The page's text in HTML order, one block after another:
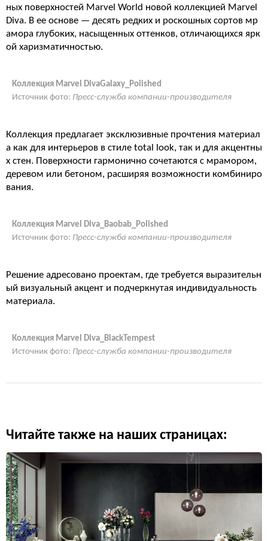
ных поверхностей Marvel World новой коллекцией Marvel
Diva. В ее основе — десять редких и роскошных сортов мр
амора глубоких, насыщенных оттенков, отличающихся ярк
ой харизматичностью.
Коллекция Marvel DivaGalaxy_Polished
Источник фото: Пресс-служба компании-производителя
Коллекция предлагает эксклюзивные прочтения материал
а как для интерьеров в стиле total look, так и для акцентны
х стен. Поверхности гармонично сочетаются с мрамором,
деревом или бетоном, расширяя возможности комбиниро
вания.
Коллекция Marvel Diva_Baobab_Polished
Источник фото: Пресс-служба компании-производителя
Решение адресовано проектам, где требуется выразительн
ый визуальный акцент и подчеркнутая индивидуальность
материала.
Коллекция Marvel Diva_BlackTempest
Источник фото: Пресс-служба компании-производителя
Читайте также на наших страницах: